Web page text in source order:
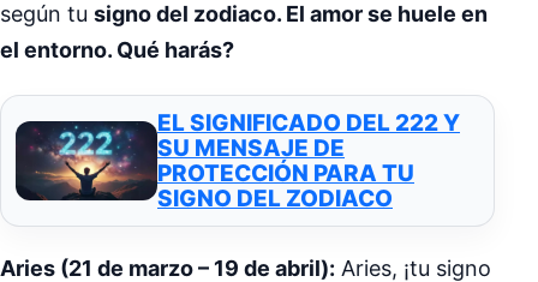
según tu signo del zodiaco. El amor se huele en
el entorno. Qué harás?
EL SIGNIFICADO DEL 222 Y
SU MENSAJE DE
PROTECCIÓN PARA TU
SIGNO DEL ZODIACO
Aries (21 de marzo – 19 de abril): Aries, ¡tu signo